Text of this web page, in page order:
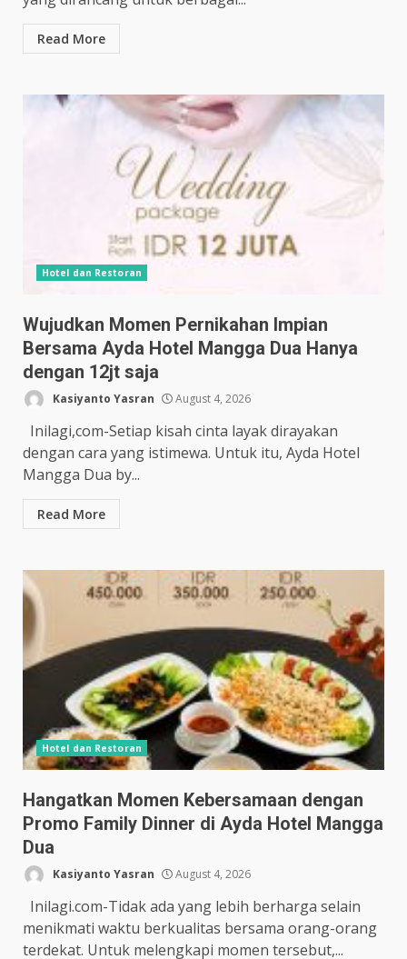
Read More
Hotel dan Restoran
Wujudkan Momen Pernikahan Impian
Bersama Ayda Hotel Mangga Dua Hanya
dengan 12jt saja
Kasiyanto Yasran August 4, 2026
Inilagi,com-Setiap kisah cinta layak dirayakan
dengan cara yang istimewa. Untuk itu, Ayda Hotel
Mangga Dua by...
Read More
Hotel dan Restoran
Hangatkan Momen Kebersamaan dengan
Promo Family Dinner di Ayda Hotel Mangga
Dua
Kasiyanto Yasran August 4, 2026
Inilagi.com-Tidak ada yang lebih berharga selain
menikmati waktu berkualitas bersama orang-orang
terdekat. Untuk melengkapi momen tersebut,...